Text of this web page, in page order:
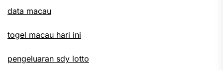
data macau
togel macau hari ini
pengeluaran sdy lotto